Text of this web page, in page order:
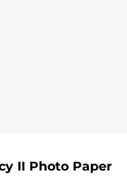
II Photo Paper